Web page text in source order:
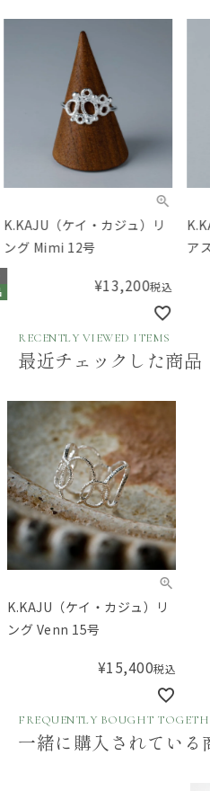
K.KAJU（ケイ・カジュ）ピ
アス メテオ
¥9,900税込
ン
RECENTLY VIEWED ITEMS
最近チェックした商品
K.KAJU（ケイ・カジュ）リ
ング Venn 15号
¥15,400税込
FREQUENTLY BOUGHT
一緒に購入されている